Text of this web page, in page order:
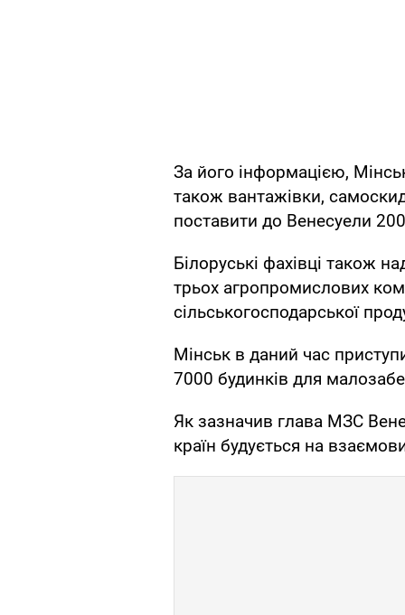
За його інформацією,
також вантажівки,
поставити до Венесуели
Білоруські фахівці також
трьох агропромислових
сільськогосподарської
Мінськ в даний час
7000 будинків для
Як зазначив глава МЗС
країн будується на